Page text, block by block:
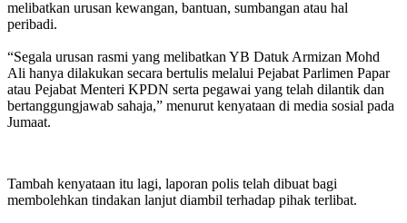
melibatkan urusan kewangan, bantuan, sumbangan atau hal
peribadi.
“Segala urusan rasmi yang melibatkan YB Datuk Armizan Mohd
Ali hanya dilakukan secara bertulis melalui Pejabat Parlimen Papar
atau Pejabat Menteri KPDN serta pegawai yang telah dilantik dan
bertanggungjawab sahaja,” menurut kenyataan di media sosial pada
Jumaat.
Tambah kenyataan itu lagi, laporan polis telah dibuat bagi
membolehkan tindakan lanjut diambil terhadap pihak terlibat.